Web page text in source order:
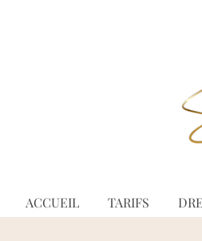
ACCUEIL TARIFS